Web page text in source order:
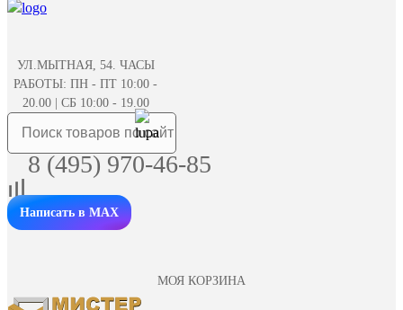
УЛ.МЫТНАЯ, 54. ЧАСЫ
РАБОТЫ: ПН - ПТ 10:00 -
20.00 | СБ 10:00 - 19.00
8 (495) 970-46-85
Написать в MAX
МОЯ КОРЗИНА